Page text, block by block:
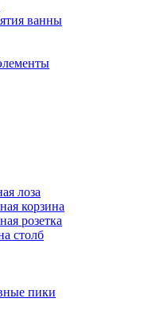
ванны
лоза
корзина
розетка
столб
пики